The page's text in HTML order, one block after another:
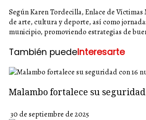
Según Karen Tordecilla, Enlace de
de arte, cultura y deporte, así como
municipio, promoviendo estrategias de
También puedeInteresarte
Malambo fortalece su
30 de septiembre de 2025